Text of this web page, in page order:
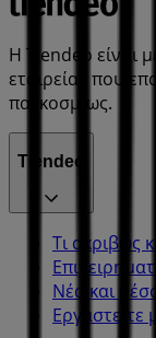
Η Tiendeo είναι
εταιρείας που
παγκοσμίως.
Tiendeo
Τι ακριβώς
Νέα και
Εργαστείτε